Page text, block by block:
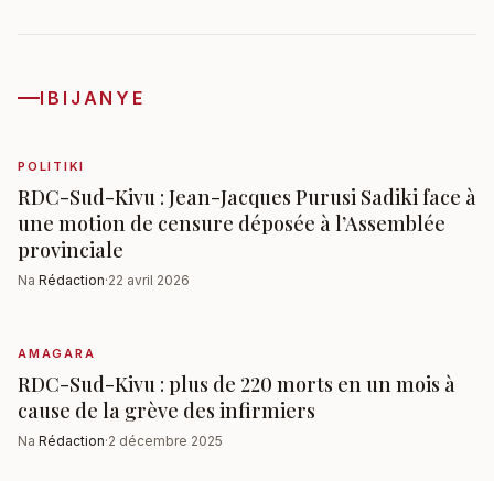
IBIJANYE
POLITIKI
RDC-Sud-Kivu : Jean-Jacques Purusi Sadiki face à
une motion de censure déposée à l’Assemblée
provinciale
Na Rédaction·22 avril 2026
AMAGARA
RDC-Sud-Kivu : plus de 220 morts en un mois à
cause de la grève des infirmiers
Na Rédaction·2 décembre 2025